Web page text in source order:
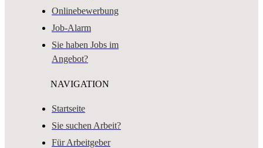
Onlinebewerbung
Job-Alarm
Sie haben Jobs im
Angebot?
NAVIGATION
Startseite
Sie suchen Arbeit?
Für Arbeitgeber